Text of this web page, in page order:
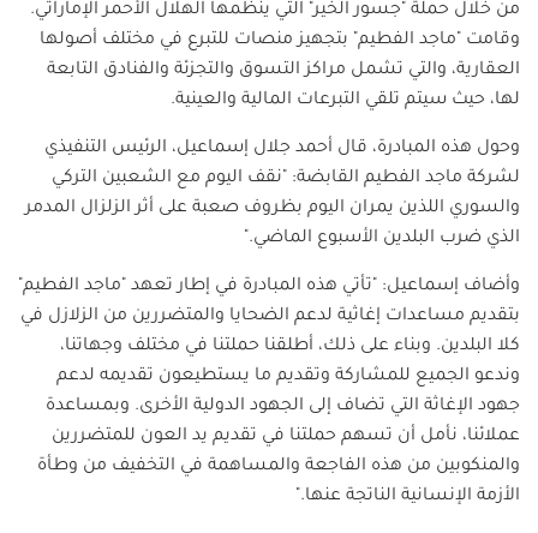
من خلال حملة "جسور الخير" التي ينظمها الهلال الأحمر الإماراتي.
وقامت "ماجد الفطيم" بتجهيز منصات للتبرع في مختلف أصولها
العقارية، والتي تشمل مراكز التسوق والتجزئة والفنادق التابعة
لها، حيث سيتم تلقي التبرعات المالية والعينية.
وحول هذه المبادرة، قال أحمد جلال إسماعيل، الرئيس التنفيذي
لشركة ماجد الفطيم القابضة: "نقف اليوم مع الشعبين التركي
والسوري اللذين يمران اليوم بظروف صعبة على أثر الزلزال المدمر
الذي ضرب البلدين الأسبوع الماضي."
وأضاف إسماعيل: "تأتي هذه المبادرة في إطار تعهد "ماجد الفطيم"
بتقديم مساعدات إغاثية لدعم الضحايا والمتضررين من الزلازل في
كلا البلدين. وبناء على ذلك، أطلقنا حملتنا في مختلف وجهاتنا،
وندعو الجميع للمشاركة وتقديم ما يستطيعون تقديمه لدعم
جهود الإغاثة التي تضاف إلى الجهود الدولية الأخرى. وبمساعدة
عملائنا، نأمل أن تسهم حملتنا في تقديم يد العون للمتضررين
والمنكوبين من هذه الفاجعة والمساهمة في التخفيف من وطأة
الأزمة الإنسانية الناتجة عنها."